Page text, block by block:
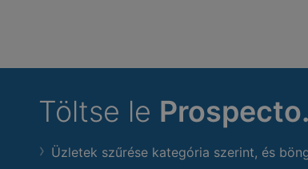
Töltse le
Üzletek szűrése kategória szerint, és